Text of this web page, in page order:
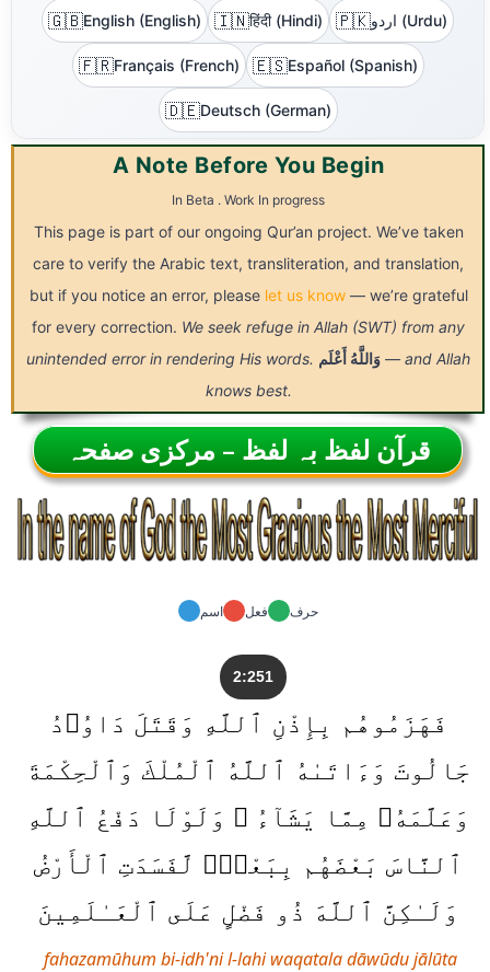
🇬🇧English (English) 🇮🇳हिंदी (Hindi) 🇵🇰 اردو (Urdu)
🇫🇷Français (French) 🇪🇸Español (Spanish)
🇩🇪Deutsch (German)
A Note Before You Begin
In Beta . Work In progress
This page is part of our ongoing Qur’an project. We’ve taken
care to verify the Arabic text, transliteration, and translation,
but if you notice an error, please let us know— we’re grateful
for every correction. We seek refuge in Allah (SWT) from any
unintended error in rendering His words.
وَاللَّهُ أَعْلَم
— and Allah
knows best.
قرآن لفظ بہ لفظ – مرکزی صفحہ
اسم فعل حرف
2:251
فَهَزَمُوهُم بِإِذْنِ ٱللَّهِ وَقَتَلَ دَاوُۥدُ
جَالُوتَ وَءَاتَىٰهُ ٱللَّهُ ٱلْمُلْكَ وَٱلْحِكْمَةَ
وَعَلَّمَهُۥ مِمَّا يَشَآءُ ۗ وَلَوْلَا دَفْعُ ٱللَّهِ
ٱلنَّاسَ بَعْضَهُم بِبَعْضٍۢ لَّفَسَدَتِ ٱلْأَرْضُ
وَلَـٰكِنَّ ٱللَّهَ ذُو فَضْلٍ عَلَى ٱلْعَـٰلَمِينَ
fahazamūhum bi-idh'ni l-lahi waqatala dāwūdu jālūta